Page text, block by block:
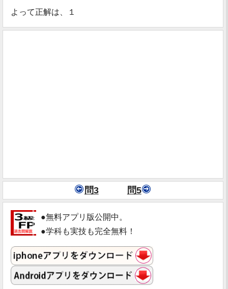
よって正解は、１
問3 問5
●無料アプリ版公開中。
●学科も実技も完全無料！